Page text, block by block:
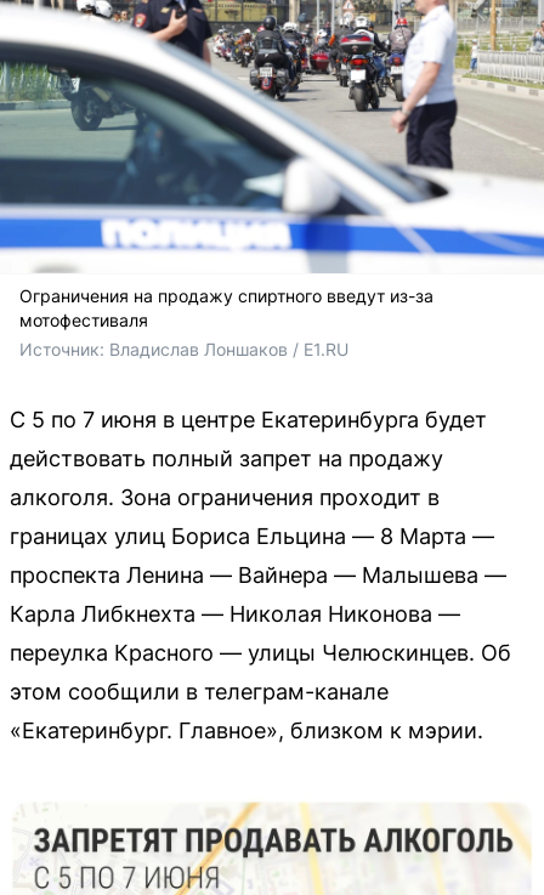
Ограничения на продажу спиртного введут из-за
мотофестиваля
Источник: Владислав Лоншаков / E1.RU
С 5 по 7 июня в центре Екатеринбурга будет
действовать полный запрет на продажу
алкоголя. Зона ограничения проходит в
границах улиц Бориса Ельцина — 8 Марта —
проспекта Ленина — Вайнера — Малышева —
Карла Либкнехта — Николая Никонова —
переулка Красного — улицы Челюскинцев. Об
этом сообщили в телеграм-канале
«Екатеринбург. Главное», близком к мэрии.